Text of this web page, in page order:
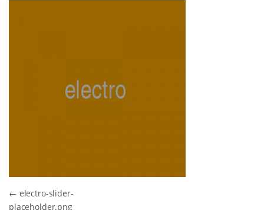
Навигация по записям
← electro-slider-
placeholder.png